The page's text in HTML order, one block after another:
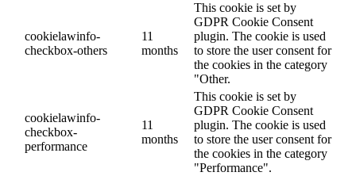
cookielawinfo-
checkbox-others
11
months
This cookie is set by
GDPR Cookie Consent
plugin. The cookie is used
to store the user consent for
the cookies in the category
"Other.
cookielawinfo-
checkbox-
performance
11
months
This cookie is set by
GDPR Cookie Consent
plugin. The cookie is used
to store the user consent for
the cookies in the category
"Performance".